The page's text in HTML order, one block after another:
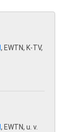
, EWTN, K-TV,
, EWTN, u. v.